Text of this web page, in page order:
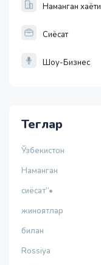
Наманган хаёти
Сиёсат
Шоу-Бизнес
Теглар
Ўзбекистон
Наманган
сиёсат”•
жиноятлар
билан
Rossiya